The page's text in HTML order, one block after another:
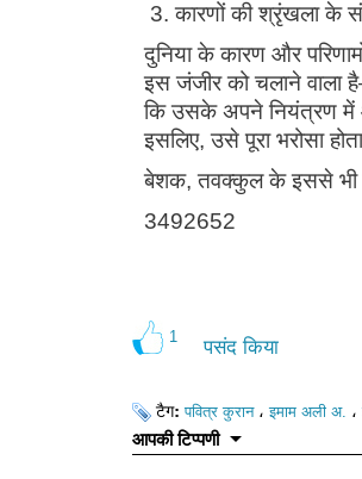
3. कारणों की श्रृंखला के
दुनिया के कारण और
इस जंजीर को चलाने वाला
कि उसके अपने नियंत्रण में
इसलिए, उसे पूरा भरोसा
बेशक, तवक्कुल के इससे भी
3492652
1 पसंद किया
टैग:पवित्र कुरान،इमाम अली अ. ،
आपकी टिप्पणी